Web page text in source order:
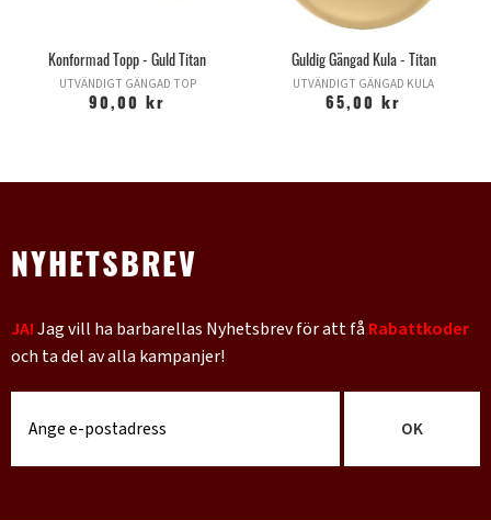
Konformad Topp - Guld Titan
UTVÄNDIGT GÄNGAD TOP
90,00 kr
Guldig Gängad Kula - Titan
UTVÄNDIGT GÄNGAD KULA
65,00 kr
NYHETSBREV
JA!Jag vill ha barbarellas Nyhetsbrev för att fåRabattkoder
och ta del av alla kampanjer!
OK